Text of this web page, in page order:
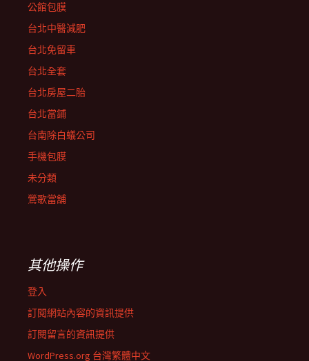
公館包膜
台北中醫減肥
台北免留車
台北全套
台北房屋二胎
台北當鋪
台南除白蟻公司
手機包膜
未分類
鶯歌當舖
其他操作
登入
訂閱網站內容的資訊提供
訂閱留言的資訊提供
WordPress.org 台灣繁體中文